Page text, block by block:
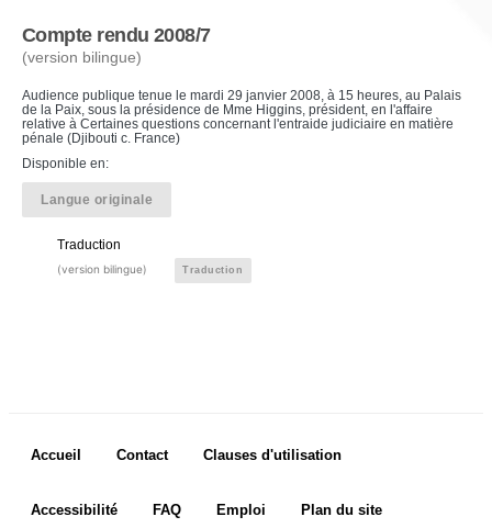
Compte rendu 2008/7
(version bilingue)
Audience publique tenue le mardi 29 janvier 2008, à 15 heures, au Palais
de la Paix, sous la présidence de Mme Higgins, président, en l'affaire
relative à Certaines questions concernant l'entraide judiciaire en matière
pénale (Djibouti c. France)
Disponible en:
Langue originale
Traduction
(version bilingue) Traduction
Footer menu
Accueil Contact Clauses d'utilisation
Accessibilité FAQ Emploi Plan du site